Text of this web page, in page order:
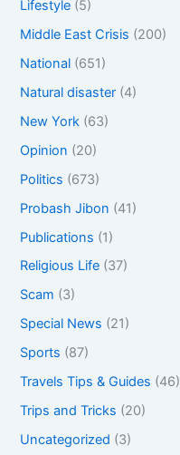
Lifestyle (5)
Middle East Crisis (200)
National (651)
Natural disaster (4)
New York (63)
Opinion (20)
Politics (673)
Probash Jibon (41)
Publications (1)
Religious Life (37)
Scam (3)
Special News (21)
Sports (87)
Travels Tips & Guides (46)
Trips and Tricks (20)
Uncategorized (3)